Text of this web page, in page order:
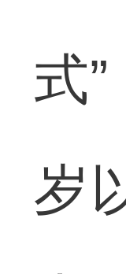
式
岁